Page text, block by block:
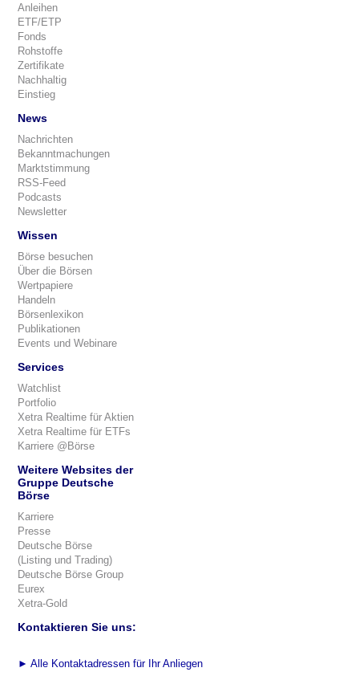
Anleihen
ETF/ETP
Fonds
Rohstoffe
Zertifikate
Nachhaltig
Einstieg
News
Nachrichten
Bekanntmachungen
Marktstimmung
RSS-Feed
Podcasts
Newsletter
Wissen
Börse besuchen
Über die Börsen
Wertpapiere
Handeln
Börsenlexikon
Publikationen
Events und Webinare
Services
Watchlist
Portfolio
Xetra Realtime für Aktien
Xetra Realtime für ETFs
Karriere @Börse
Weitere Websites der
Gruppe Deutsche
Börse
Karriere
Presse
Deutsche Börse
(Listing und Trading)
Deutsche Börse Group
Eurex
Xetra-Gold
Kontaktieren Sie uns:
► Alle Kontaktadressen für Ihr Anliegen